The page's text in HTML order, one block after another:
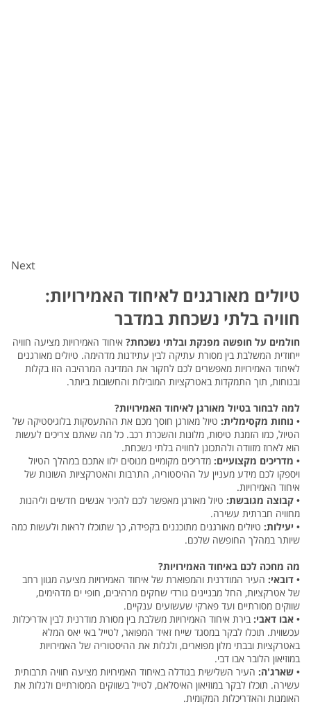
Next
טיולים מאורגנים לאיחוד האמירויות:
חוויה בלתי נשכחת במדבר
חולמים על חופשה מפנקת ובלתי נשכחת? איחוד האמירויות מציעה חוויה
ייחודית המשלבת בין מסורת עתיקה לבין עתידנות מדהימה. טיולים מאורגנים
לאיחוד האמירויות מאפשרים לכם לחקור את המדינה המרהיבה הזו בקלות
ובנוחות, תוך התמקדות באטרקציות המובילות והחשובות ביותר.
למה לבחור בטיול מאורגן לאיחוד האמירויות?
• נוחות מקסימלית: טיול מאורגן חוסך מכם את ההתעסקות בלוגיסטיקה של
הטיול, כמו הזמנת טיסות, מלונות והשכרת רכב. כל מה שאתם צריכים לעשות
הוא לארוז מזוודה ולהתכונן לחוויה בלתי נשכחת.
• מדריכים מקצועיים: מדריכים מקומיים מנוסים ילוו אתכם במהלך הטיול
ויספקו לכם מידע מעניין על ההיסטוריה, התרבות והאטרקציות השונות של
איחוד האמירויות.
• קבוצה מגובשת: טיול מאורגן מאפשר לכם להכיר אנשים חדשים וליהנות
מחוויה חברתית עשירה.
• יעילות: טיולים מאורגנים מתוכננים בקפידה, כך שתוכלו לראות ולעשות כמה
שיותר במהלך החופשה שלכם.
מה מחכה לכם באיחוד האמירויות?
• דובאי: העיר המודרנית והמפוארת של איחוד האמירויות מציעה מגוון רחב
של אטרקציות, החל מבניינים גורדי שחקים מרהיבים, חופי ים מדהימים,
שווקים מסורתיים ועד פארקי שעשועים ענקיים.
• אבו דאבי: בירת איחוד האמירויות משלבת בין מסורת מודרנית לבין אדריכלות
עכשווית. תוכלו לבקר במסגד שייח זאיד המפואר, לטייל באי יאס המלא
באטרקציות ובבתי מלון מפוארים, ולגלות את ההיסטוריה של האמירויות
במוזיאון הלובר אבו דבי.
• שארג'ה: העיר השלישית בגודלה באיחוד האמירויות מציעה חוויה תרבותית
עשירה. תוכלו לבקר במוזיאון האיסלאם, לטייל בשווקים המסורתיים ולגלות את
האומנות והאדריכלות המקומית.